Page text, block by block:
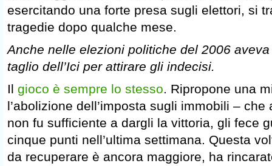
esercitando una forte presa sugli elettori, si
tragedie dopo qualche mese.
Anche nelle elezioni politiche del 2006
taglio dell’Ici per attirare gli indecisi.
Il gioco è sempre lo stesso. Ripropone una
l’abolizione dell’imposta sugli immobili –
non fu sufficiente a dargli la vittoria, gli fece
cinque punti nell’ultima settimana. Questa
da recuperare è ancora maggiore, ha